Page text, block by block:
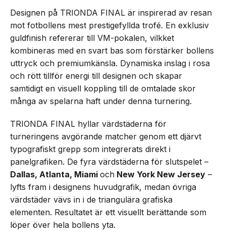
Designen på TRIONDA FINAL är inspirerad av resan
mot fotbollens mest prestigefyllda trofé. En exklusiv
guldfinish refererar till VM-pokalen, vilkket
kombineras med en svart bas som förstärker bollens
uttryck och premiumkänsla. Dynamiska inslag i rosa
och rött tillför energi till designen och skapar
samtidigt en visuell koppling till de omtalade skor
många av spelarna haft under denna turnering.
TRIONDA FINAL hyllar värdstäderna för
turneringens avgörande matcher genom ett djärvt
typografiskt grepp som integrerats direkt i
panelgrafiken. De fyra värdstäderna för slutspelet –
Dallas, Atlanta, Miami och New York New Jersey –
lyfts fram i designens huvudgrafik, medan övriga
värdstäder vävs in i de triangulära grafiska
elementen. Resultatet är ett visuellt berättande som
löper över hela bollens yta.